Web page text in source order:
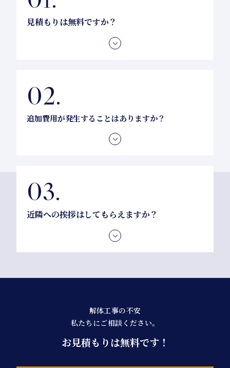
見積もりは無料ですか？
はい、お見積もりは無料です。ご提示した内容にご
迫ることは一切ございません。
追加費用が発生することはありますか？
原則として追加費用は発生いたしません。万が一、
近隣への挨拶はしてもらえますか？
もちろん当社が責任をもって行います。着工前にス
解体工事の不安
私たちにご相談ください。
お見積もりは無料です！